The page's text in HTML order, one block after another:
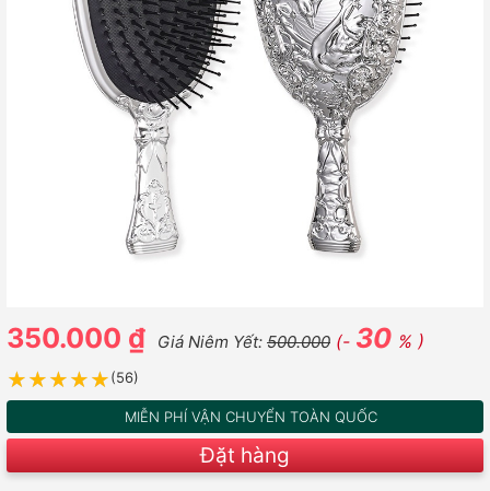
350.000 ₫ Giá Niêm Yết: 500.000 (- 30 % )
★★★★★
★★★★★(56)
MIỄN PHÍ VẬN CHUYỂN TOÀN QUỐC
Đặt hàng